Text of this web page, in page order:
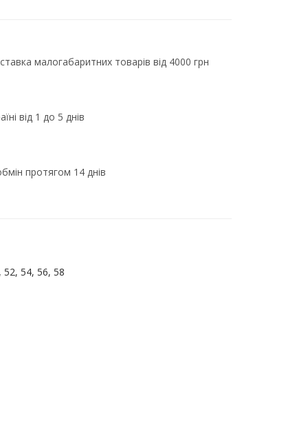
малогабаритних товарів від 4000 грн
від 1 до 5 днів
протягом 14 днів
52, 54, 56, 58